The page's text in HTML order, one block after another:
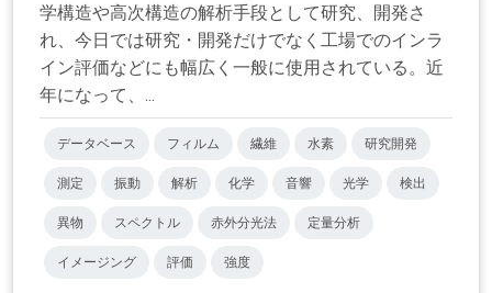
学構造や高次構造の解析手段として研究、開発さ
れ、今日では研究・開発だけでなく工場でのインラ
イン評価などにも幅広く一般に使用されている。近
年になって、...
データベース フィルム 繊維 水素 研究開発
測定 振動 解析 化学 音響 光学 検出
異物 スペクトル 赤外分光法 定量分析
イメージング 評価 強度